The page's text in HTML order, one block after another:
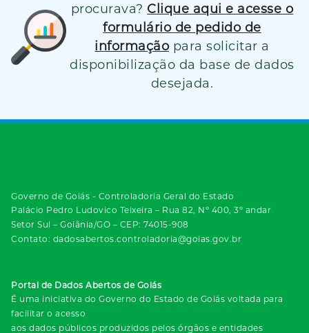
procurava? Clique aqui e acesse o
formulário de pedido de
informação para solicitar a
disponibilização da base de dados
desejada.
Governo de Goiás - Controladoria Geral do Estado
Palácio Pedro Ludovico Teixeira – Rua 82, Nº 400, 3º andar
Setor Sul – Goiânia/GO – CEP: 74015-908
Contato: dadosabertos.controladoria@goias.gov.br
Portal de Dados Abertos de Goiás
É uma iniciativa do Governo do Estado de Goiás voltada para
facilitar o acesso
aos dados públicos produzidos pelos órgãos e entidades